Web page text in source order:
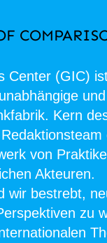
Center (GIC)
und
Kern
von
Akteuren.
wir bestrebt,
zu